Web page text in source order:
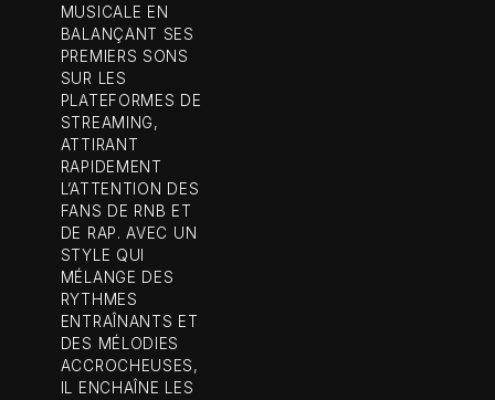
MUSICALE EN
BALANÇANT SES
PREMIERS SONS
SUR LES
PLATEFORMES DE
STREAMING,
ATTIRANT
RAPIDEMENT
L’ATTENTION DES
FANS DE RNB ET
DE RAP. AVEC UN
STYLE QUI
MÉLANGE DES
RYTHMES
ENTRAÎNANTS ET
DES MÉLODIES
ACCROCHEUSES,
IL ENCHAÎNE LES